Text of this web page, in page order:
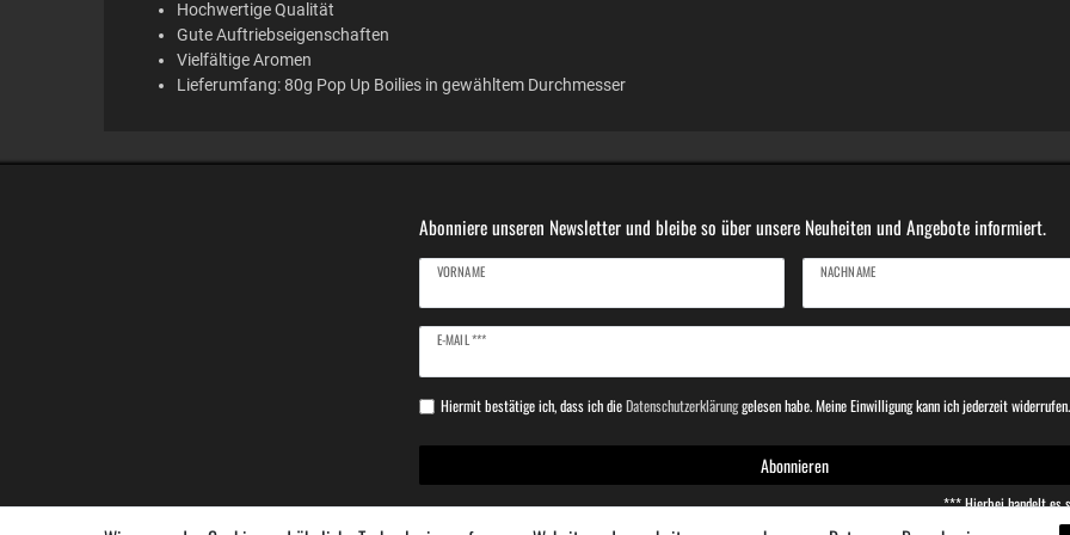
Hochwertige Qualität
Gute Auftriebseigenschaften
Vielfältige Aromen
Lieferumfang: 80g Pop Up Boilies in gewähltem Durchmesser
Abonniere unseren Newsletter und bleibe so über unsere Neuheiten und Angebote informiert.
VORNAME NACHNAME
E-MAIL ***
Newsletter
Hiermit bestätige ich, dass ich dieDaten­schutz­erklärunggelesen habe. Meine Einwilligung kann ich jederzeit
Abonnieren
*** Hierbei handelt es